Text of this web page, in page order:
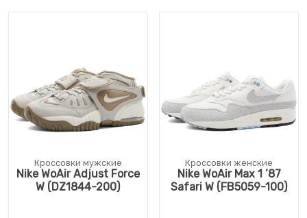
Кроссовки мужские
Nike WoAir Adjust Force
W (DZ1844-200)
Кроссовки женские
Nike WoAir Max 1 ’87
Safari W (FB5059-100)